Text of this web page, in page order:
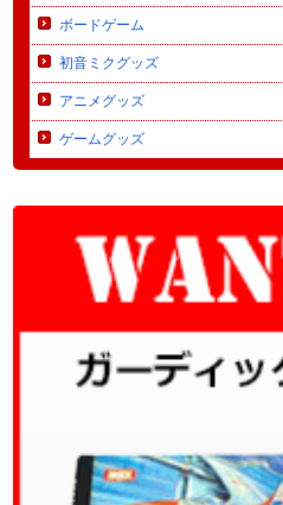
ボードゲーム
初音ミクグッズ
アニメグッズ
ゲームグッズ